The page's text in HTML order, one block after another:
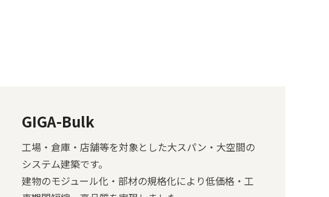
GIGA-Bulk
工場・倉庫・店舗等を対象とした大スパン・大空間の
システム建築です。
建物のモジュール化・部材の規格化により低価格・工